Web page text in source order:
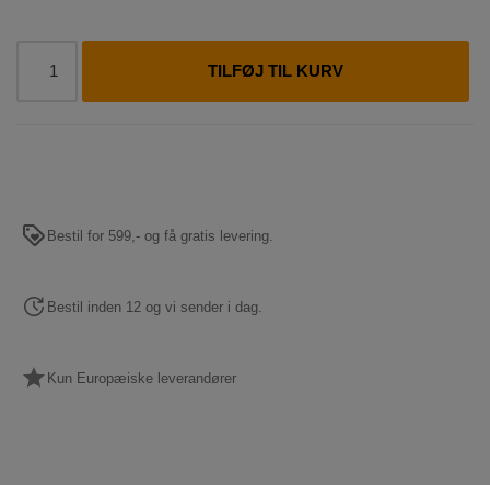
TILFØJ TIL KURV
Bestil for 599,- og få gratis levering.
Bestil inden 12 og vi sender i dag.
Kun Europæiske leverandører